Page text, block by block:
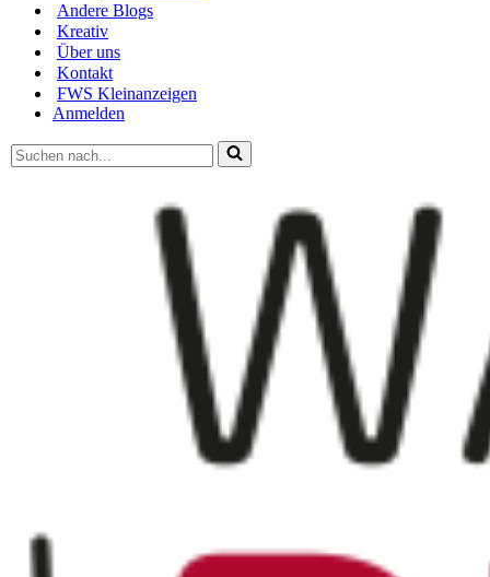
Andere Blogs
Kreativ
Über uns
Kontakt
FWS Kleinanzeigen
Anmelden
Suchen
nach …